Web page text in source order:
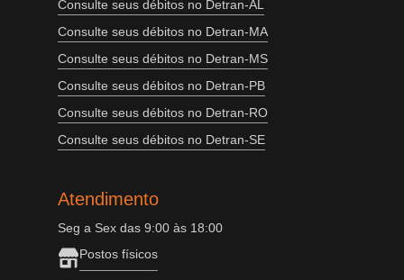
Consulte seus débitos no Detran-AL
Consulte seus débitos no Detran-MA
Consulte seus débitos no Detran-MS
Consulte seus débitos no Detran-PB
Consulte seus débitos no Detran-RO
Consulte seus débitos no Detran-SE
Atendimento
Seg a Sex das 9:00 às 18:00
Postos físicos